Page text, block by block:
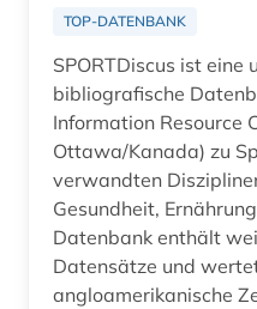
TOP-DATENBANK
SPORTDiscus ist eine
bibliografische
Information Resource
Ottawa/Kanada) zu
verwandten
Gesundheit,
Datenbank enthält
Datensätze und
angloamerikanische